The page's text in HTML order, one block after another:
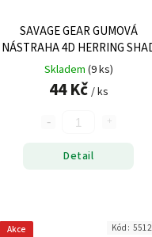
SAVAGE GEAR GUMOVÁ
NÁSTRAHA 4D HERRING
Skladem (9 ks)
44 Kč / ks
Detail
Akce Kód: